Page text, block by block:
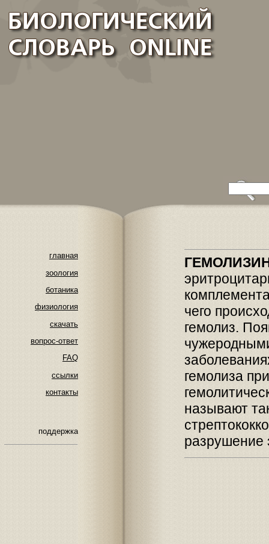
главная
зоология
ботаника
физиология
скачать
вопрос-ответ
FAQ
ссылки
контакты
поддержка
чего
гемолиз.
гемолиза
называют
разрушение